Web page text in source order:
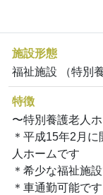
施設形態
福祉施設 （特別
特徴
〜特別養護老人
＊平成15年2月
人ホームです
＊希少な福祉施
＊車通勤可能です